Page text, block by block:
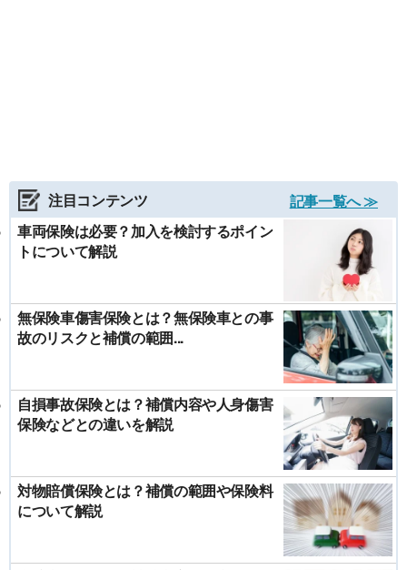
注目コンテンツ
記事一覧へ ≫
車両保険は必要？加入を検討するポイン
トについて解説
無保険車傷害保険とは？無保険車との事
故のリスクと補償の範囲...
自損事故保険とは？補償内容や人身傷害
保険などとの違いを解説
対物賠償保険とは？補償の範囲や保険料
について解説